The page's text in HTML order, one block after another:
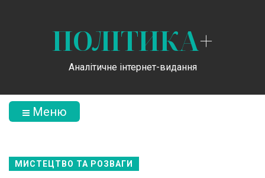
ПОЛІТИКА+
Аналітичне інтернет-видання
Меню
МИСТЕЦТВО ТА РОЗВАГИ